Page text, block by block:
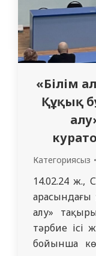
«Білім
Құқық
Категориясыз
14.02.24 ж.,
алу»
тәрбие ісі
бойынша